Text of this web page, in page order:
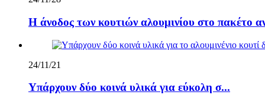
Η άνοδος των κουτιών αλουμινίου στο πακέτο
24/11/21
Υπάρχουν δύο κοινά υλικά για εύκολη σ...